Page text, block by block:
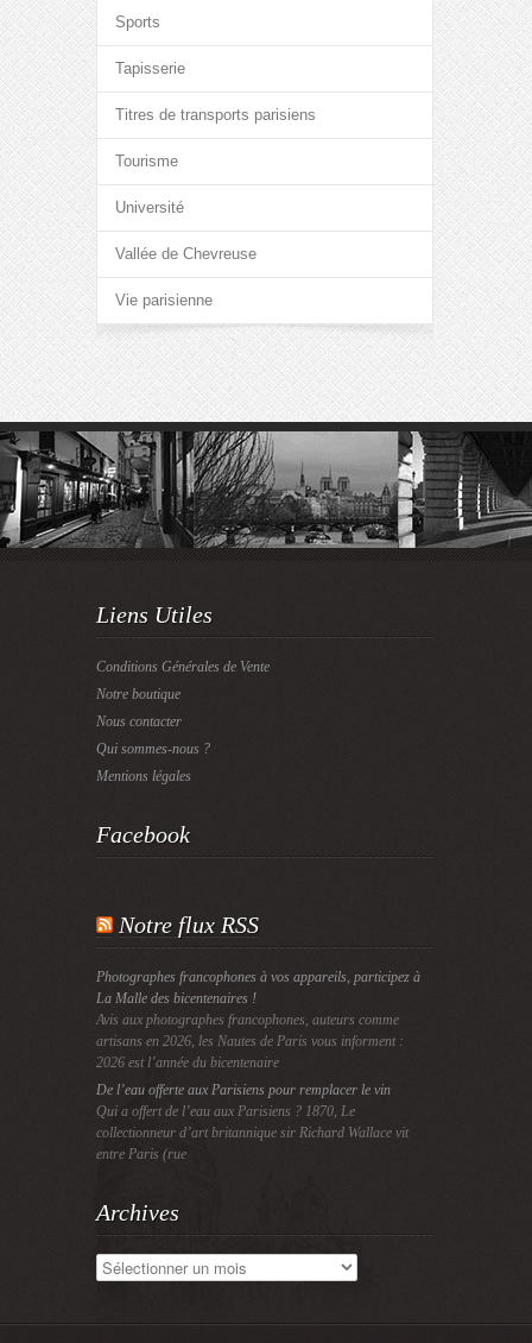
Sports
Tapisserie
Titres de transports parisiens
Tourisme
Université
Vallée de Chevreuse
Vie parisienne
Liens Utiles
Conditions Générales de Vente
Notre boutique
Nous contacter
Qui sommes-nous ?
Mentions légales
Facebook
Notre flux RSS
Photographes francophones à vos appareils, participez à
La Malle des bicentenaires !
Avis aux photographes francophones, auteurs comme
artisans en 2026, les Nautes de Paris vous informent :
2026 est l’année du bicentenaire
De l’eau offerte aux Parisiens pour remplacer le vin
Qui a offert de l’eau aux Parisiens ? 1870, Le
collectionneur d’art britannique sir Richard Wallace vit
entre Paris (rue
Archives
Archives